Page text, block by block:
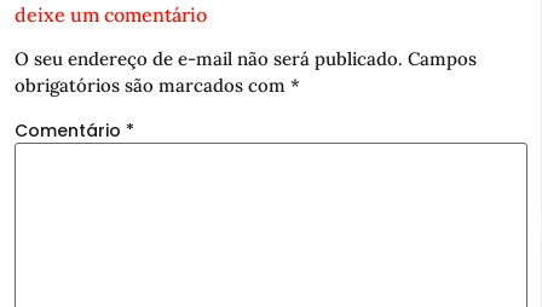
deixe um comentário
O seu endereço de e-mail não será publicado. Campos
obrigatórios são marcados com *
Comentário *